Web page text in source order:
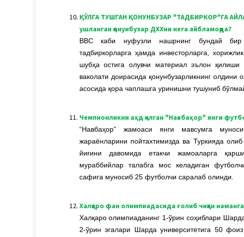
10. ҚЎЛГА ТУШГАН ҚОНУНБУЗАР "ТАДБИРКОР"ГА
ушланган қонунбузар ДХХни нега айбламоқда?
BBC каби нуфузли нашрнинг бундай бир
тадбиркорларга ҳамда инвесторларга,
шубҳа остига олувчи материал эълон қилиши
ваколати доирасида қонунбузарликнинг
асосида қора чаплашга уринишни тушуниб
11. Чемпионликни аҳд қилган "Навбаҳор" янги
“Навбаҳор” жамоаси янги мавсумга
жараёнларини пойтахтимизда ва Туркияда
йиғини давомида етакчи жамоаларга
мураббийлар талабга мос келадиган
сафига муносиб 25 футболчи саралаб олинди.
12. Халқаро фан олимпиадасида ғолиб чиққан
Халқаро олимпиаданинг 1-ўрин соҳиблари
2-ўрин эгалари Шарда университетига 50